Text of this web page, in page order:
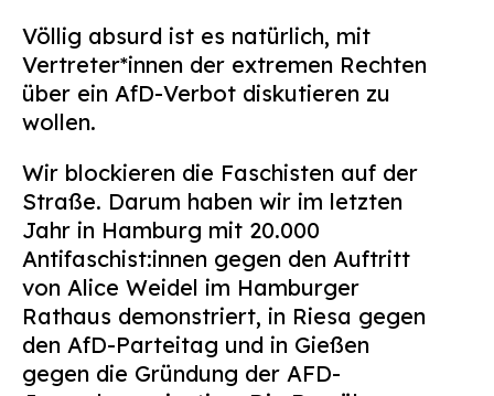
Völlig absurd ist es natürlich, mit
Vertreter*innen der extremen Rechten
über ein AfD-Verbot diskutieren zu
wollen.
Wir blockieren die Faschisten auf der
Straße. Darum haben wir im letzten
Jahr in Hamburg mit 20.000
Antifaschist:innen gegen den Auftritt
von Alice Weidel im Hamburger
Rathaus demonstriert, in Riesa gegen
den AfD-Parteitag und in Gießen
gegen die Gründung der AFD-